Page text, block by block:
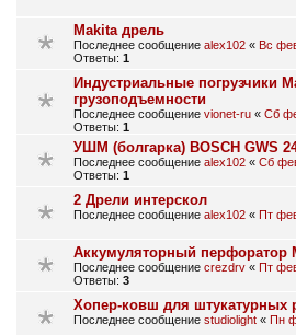
Makita дрель
Последнее сообщение alex102 « Вс
Ответы: 1
Индустриальные погрузчики
грузоподъемности
Последнее сообщение vionet-ru « Сб
Ответы: 1
УШМ (болгарка) BOSCH GWS
Последнее сообщение alex102 « Сб
Ответы: 1
2 Дрели интерскол
Последнее сообщение alex102 « Пт
Аккумуляторный перфоратор
Последнее сообщение crezdrv « Пт
Ответы: 3
Хопер-ковш для штукатурных
Последнее сообщение studiolight « Пн